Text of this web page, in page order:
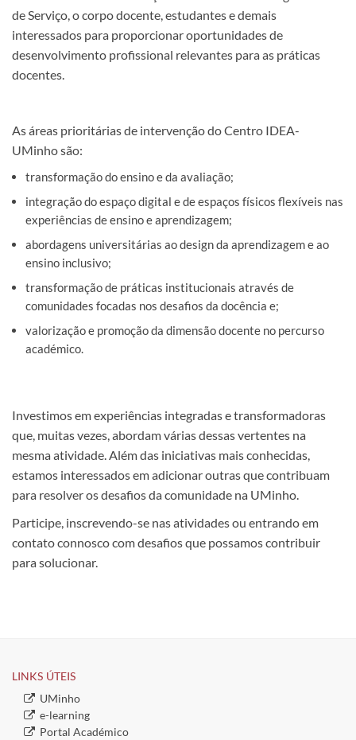
de Serviço, o corpo docente, estudantes e demais
interessados para proporcionar oportunidades de
desenvolvimento profissional relevantes para as práticas
docentes.
As áreas prioritárias de intervenção do Centro IDEA-
UMinho são:
transformação do ensino e da avaliação;
integração do espaço digital e de espaços físicos flexíveis nas
experiências de ensino e aprendizagem;
abordagens universitárias ao design da aprendizagem e ao
ensino inclusivo;
transformação de práticas institucionais através de
comunidades focadas nos desafios da docência e;
valorização e promoção da dimensão docente no percurso
académico.
Investimos em experiências integradas e transformadoras
que, muitas vezes, abordam várias dessas vertentes na
mesma atividade. Além das iniciativas mais conhecidas,
estamos interessados em adicionar outras que contribuam
para resolver os desafios da comunidade na UMinho.
Participe, inscrevendo-se nas atividades ou entrando em
contato connosco com desafios que possamos contribuir
para solucionar.
LINKS ÚTEIS​
​UMinho
​e-learning
​Portal Académico